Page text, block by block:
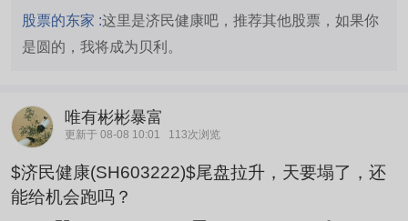
股票的东家 :这里是济民健康吧，推荐其他股票，如果你
是圆的，我将成为贝利。
唯有彬彬暴富
更新于 08-08 10:01 113次浏览
$济民健康(SH603222)$尾盘拉升，天要塌了，还
能给机会跑吗？